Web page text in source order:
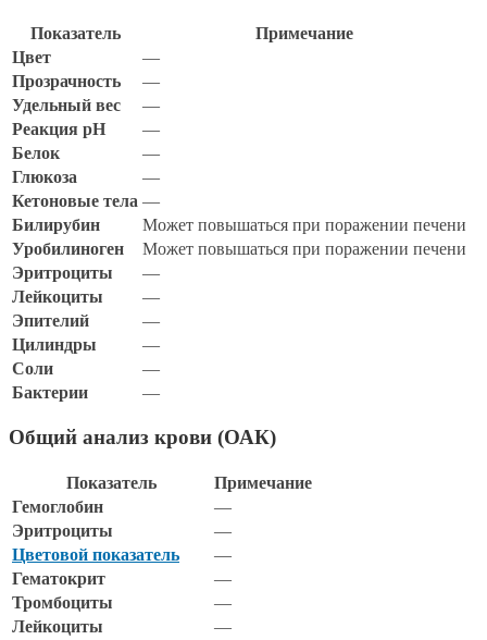
Показатель
Примечание
Цвет
—
Прозрачность
—
Удельный вес
—
Реакция pH
—
Белок
—
Глюкоза
—
Кетоновые тела —
Билирубин
Может повышаться при поражении печени
Уробилиноген
Может повышаться при поражении печени
Эритроциты
—
Лейкоциты
—
Эпителий
—
Цилиндры
—
Соли
—
Бактерии
—
Общий анализ крови (ОАК)
Показатель
Примечание
Гемоглобин
—
Эритроциты
—
Цветовой показатель
—
Гематокрит
—
Тромбоциты
—
Лейкоциты
—